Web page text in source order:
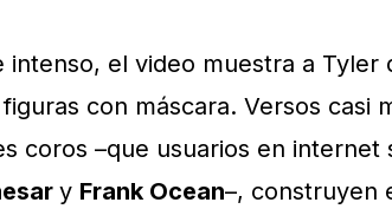
intenso, el video muestra a Tyler
con máscara. Versos casi
coros –que usuarios en
y Frank Ocean–, construyen